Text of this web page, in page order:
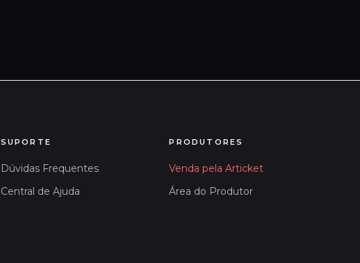
SUPORTE
Dúvidas Frequentes
Central de Ajuda
PRODUTORES
Venda pela Articket
Área do Produtor